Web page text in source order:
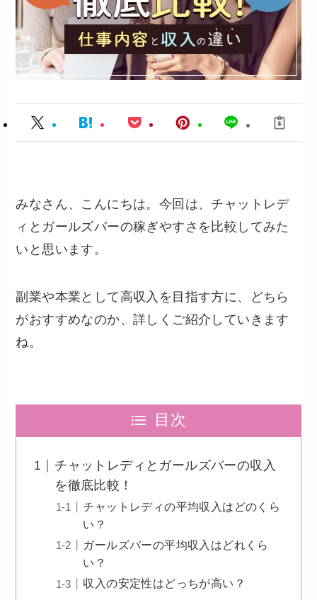
みなさん、こんにちは。今回は、チャットレデ
ィとガールズバーの稼ぎやすさを比較してみた
いと思います。
副業や本業として高収入を目指す方に、どちら
がおすすめなのか、詳しくご紹介していきます
ね。
目次
チャットレディとガールズバーの収入
を徹底比較！
チャットレディの平均収入はどのくら
い？
ガールズバーの平均収入はどれくら
い？
収入の安定性はどっちが高い？